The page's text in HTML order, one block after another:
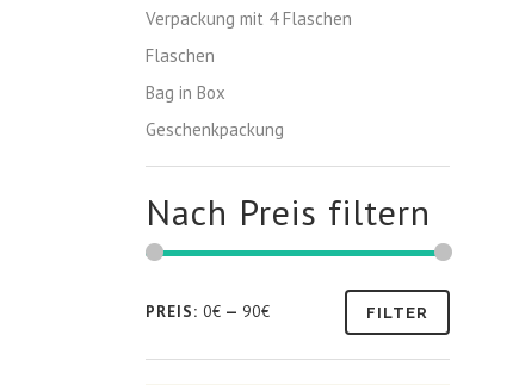
Verpackung mit 4 Flaschen
Flaschen
Bag in Box
Geschenkpackung
Nach Preis filtern
FILTER
PREIS: 0€ — 90€